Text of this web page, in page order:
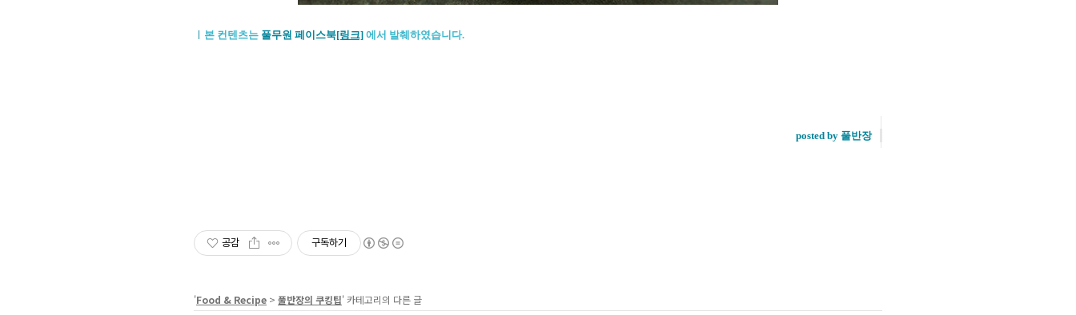
본 컨텐츠는 풀무원 페이스북[링크] 에서 발췌하였습니다.
posted by 풀반장
공감 구독하기
'Food & Recipe > 풀반장의 쿠킹팁' 카테고리의 다른 글